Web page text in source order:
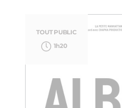
TOUT PUBLIC
1h20